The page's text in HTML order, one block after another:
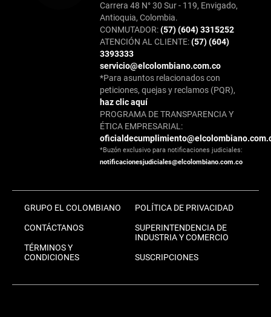
Carrera 48 N° 30 Sur - 119, Envigado,
Antioquia, Colombia.
CONMUTADOR:(57) (604) 3315252
ATENCIÓN AL CLIENTE:(57) (604)
3393333
servicio@elcolombiano.com.co
*Para asuntos relacionados con
peticiones, quejas y reclamos (PQR),
haz clic aquí
PROGRAMA DE TRANSPARENCIA Y
ÉTICA EMPRESARIAL:
*Buzón exclusivo para notificaciones judiciales:
notificacionesjudiciales@elcolombiano.com.co
GRUPO EL COLOMBIANO
CONTÁCTANOS
TÉRMINOS Y
CONDICIONES
POLÍTICA DE PRIVACIDAD
SUPERINTENDENCIA DE
INDUSTRIA Y COMERCIO
SUSCRIPCIONES